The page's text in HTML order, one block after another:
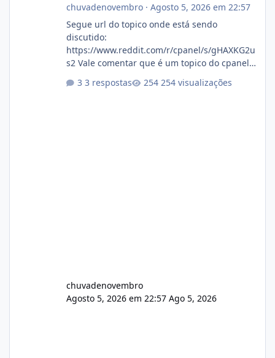
chuvadenovembro· Agosto 5, 2026 em 22:57
Segue url do topico onde está sendo
discutido:
https://www.reddit.com/r/cpanel/s/gHAXKG2u
s2 Vale comentar que é um topico do cpanel...
3 respostas 254 visualizações
chuvadenovembro
Agosto 5, 2026 em 22:57 Ago 5, 2026